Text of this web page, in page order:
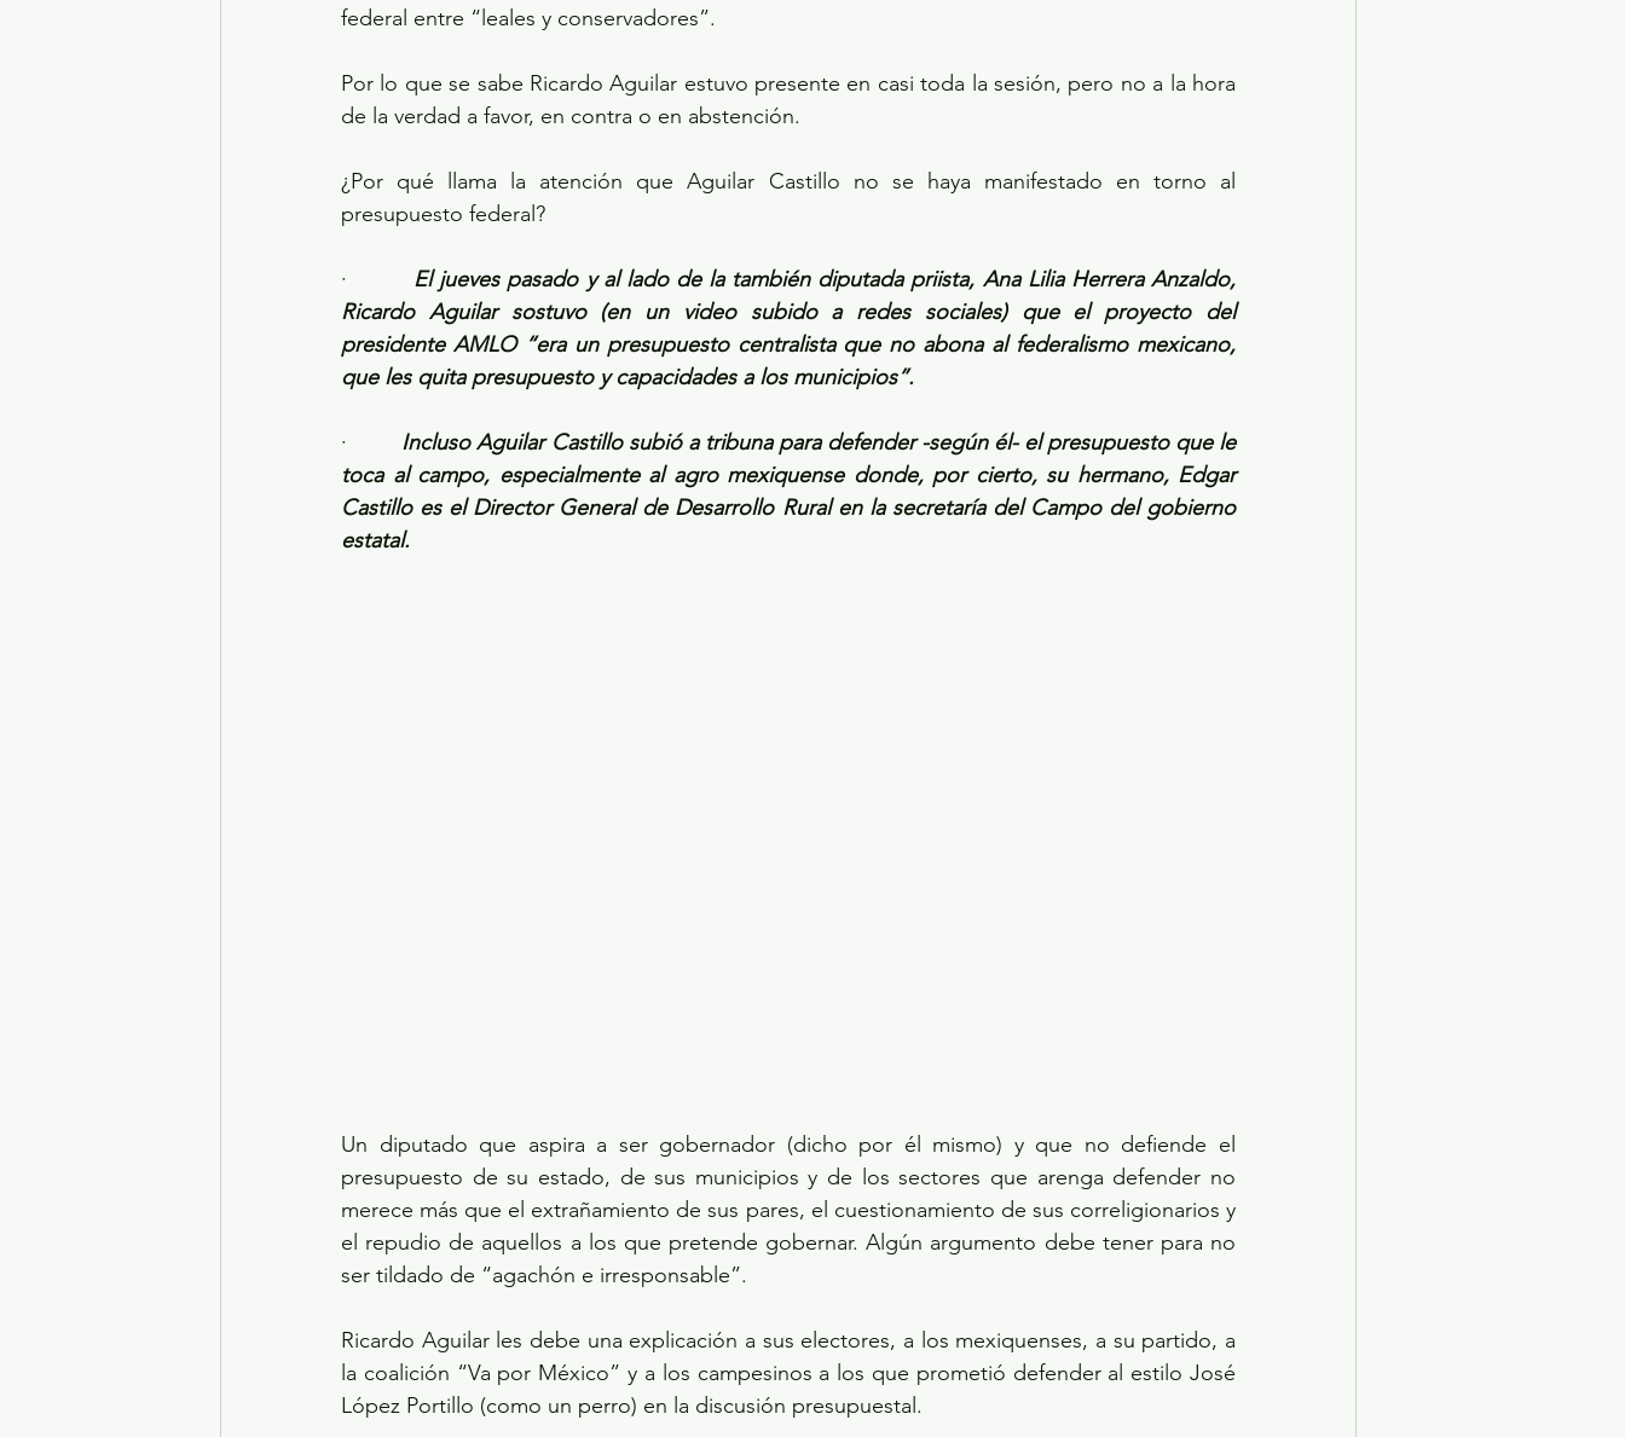
federal entre “leales y conservadores”.
Por lo que se sabe Ricardo Aguilar estuvo presente en casi toda la sesión, pero no a la hora
de la verdad a favor, en contra o en abstención.
¿Por qué llama la atención que Aguilar Castillo no se haya manifestado en torno al
presupuesto federal?
· El jueves pasado y al lado de la también diputada priista, Ana Lilia Herrera Anzaldo,
Ricardo Aguilar sostuvo (en un video subido a redes sociales) que el proyecto del
presidente AMLO “era un presupuesto centralista que no abona al federalismo mexicano,
que les quita presupuesto y capacidades a los municipios”.
· Incluso Aguilar Castillo subió a tribuna para defender -según él- el presupuesto que le
toca al campo, especialmente al agro mexiquense donde, por cierto, su hermano, Edgar
Castillo es el Director General de Desarrollo Rural en la secretaría del Campo del gobierno
estatal.
Un diputado que aspira a ser gobernador (dicho por él mismo) y que no defiende el
presupuesto de su estado, de sus municipios y de los sectores que arenga defender no
merece más que el extrañamiento de sus pares, el cuestionamiento de sus correligionarios y
el repudio de aquellos a los que pretende gobernar. Algún argumento debe tener para no
ser tildado de “agachón e irresponsable”.
Ricardo Aguilar les debe una explicación a sus electores, a los mexiquenses, a su partido, a
la coalición “Va por México” y a los campesinos a los que prometió defender al estilo José
López Portillo (como un perro) en la discusión presupuestal.